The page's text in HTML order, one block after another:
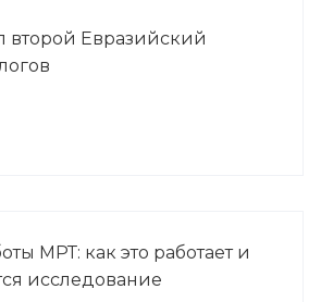
второй Евразийский
МРТ: как это работает и
исследование